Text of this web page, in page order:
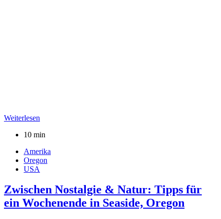
Weiterlesen
10 min
Amerika
Oregon
USA
Zwischen Nostalgie & Natur: Tipps für
ein Wochenende in Seaside, Oregon